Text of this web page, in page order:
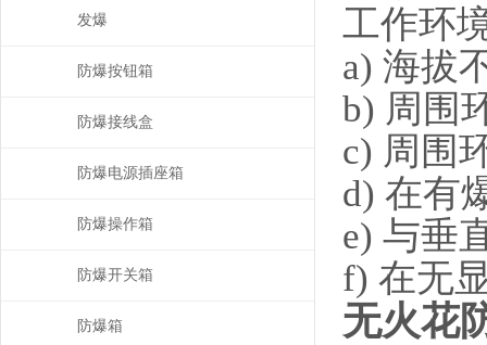
工作环
a) 海拔
b) 周围
c) 周围
d) 在有
e) 与垂
f) 在无
无火花
发爆
防爆按钮箱
防爆接线盒
防爆电源插座箱
防爆操作箱
防爆开关箱
防爆箱